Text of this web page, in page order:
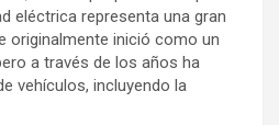
eléctrica representa una gran
originalmente inició como un
a través de los años ha
vehículos, incluyendo la